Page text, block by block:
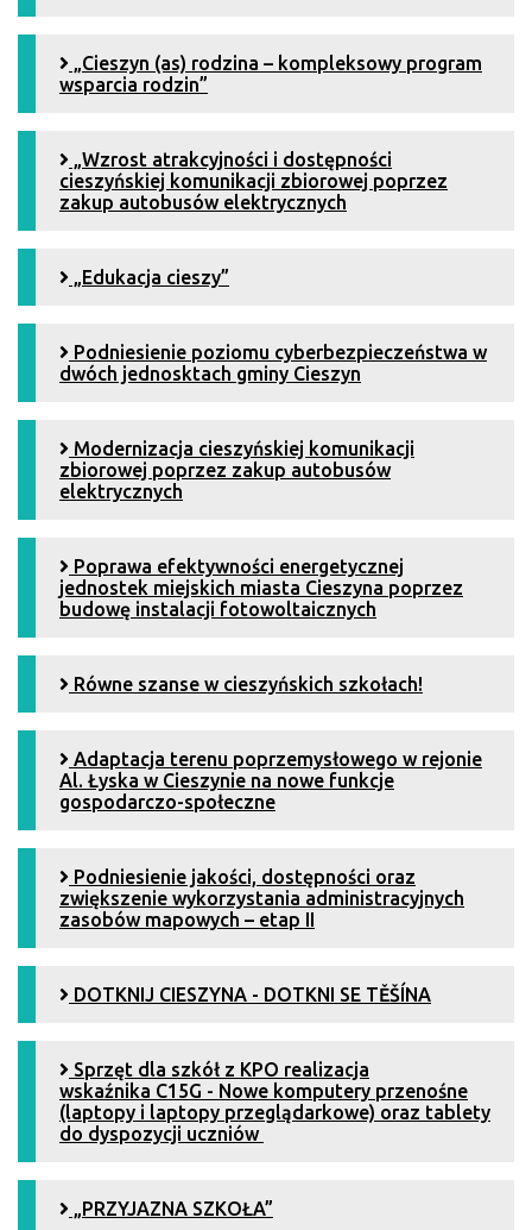
„Cieszyn (as) rodzina – kompleksowy program
wsparcia rodzin”
„Wzrost atrakcyjności i dostępności
cieszyńskiej komunikacji zbiorowej poprzez
zakup autobusów elektrycznych
„Edukacja cieszy”
Podniesienie poziomu cyberbezpieczeństwa w
dwóch jednosktach gminy Cieszyn
Modernizacja cieszyńskiej komunikacji
zbiorowej poprzez zakup autobusów
elektrycznych
Poprawa efektywności energetycznej
jednostek miejskich miasta Cieszyna poprzez
budowę instalacji fotowoltaicznych
Równe szanse w cieszyńskich szkołach!
Adaptacja terenu poprzemysłowego w rejonie
Al. Łyska w Cieszynie na nowe funkcje
gospodarczo-społeczne
Podniesienie jakości, dostępności oraz
zwiększenie wykorzystania administracyjnych
zasobów mapowych – etap II
DOTKNIJ CIESZYNA - DOTKNI SE TĚŠÍNA
Sprzęt dla szkół z KPO realizacja
wskaźnika C15G - Nowe komputery przenośne
(laptopy i laptopy przeglądarkowe) oraz tablety
do dyspozycji uczniów
„PRZYJAZNA SZKOŁA”